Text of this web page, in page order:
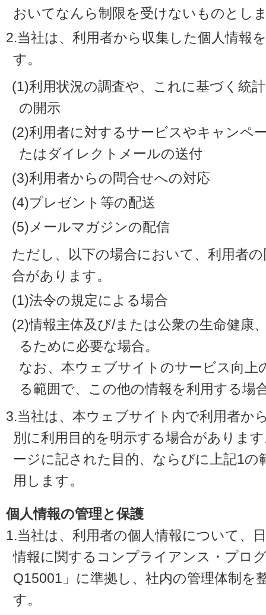
おいてなんら制限を受けないものとし
2.当社は、利用者から収集した個人情報
す。
(1)利用状況の調査や、これに基づく統
の開示
(2)利用者に対するサービスやキャンペ
たはダイレクトメールの送付
(3)利用者からの問合せへの対応
(4)プレゼント等の配送
(5)メールマガジンの配信
ただし、以下の場合において、利用者
合があります。
(1)法令の規定による場合
(2)情報主体及び/または公衆の生命健康
るために必要な場合。
なお、本ウェブサイトのサービス向上
る範囲で、この他の情報を利用する場
3.当社は、本ウェブサイト内で利用者か
別に利用目的を明示する場合がありま
ージに記された目的、ならびに上記1の
用します。
個人情報の管理と保護
1.当社は、利用者の個人情報について、
情報に関するコンプライアンス・プロ
Q15001」に準拠し、社内の管理体制を
す。